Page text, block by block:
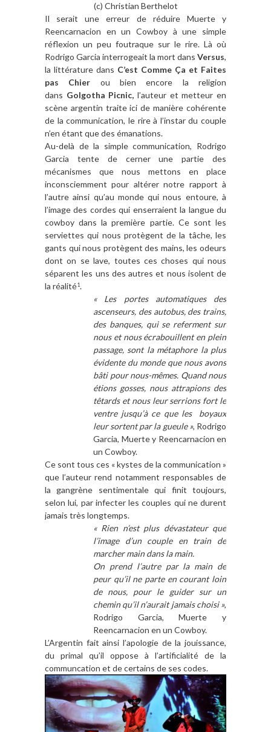
(c) Christian Berthelot
Il serait une erreur de réduire Muerte y
Reencarnacion en un Cowboy à une simple
réflexion un peu foutraque sur le rire. Là où
Rodrigo Garcia interrogeait la mort dans Versus,
la littérature dans C’est Comme Ça et Faites
pas Chier ou bien encore la religion
dans Golgotha Picnic, l’auteur et metteur en
scène argentin traite ici de manière cohérente
de la communication, le rire à l’instar du couple
n’en étant que des émanations.
Au-delà de la simple communication, Rodrigo
Garcia tente de cerner une partie des
mécanismes que nous mettons en place
inconsciemment pour altérer notre rapport à
l’autre ainsi qu’au monde qui nous entoure, à
l’image des cordes qui enserraient la langue du
cowboy dans la première partie. Ce sont les
serviettes qui nous protègent de la tâche, les
gants qui nous protègent des mains, les odeurs
dont on se lave, toutes ces choses qui nous
séparent les uns des autres et nous isolent de
la réalité1.
« Les portes automatiques des
ascenseurs, des autobus, des trains,
des banques, qui se referment sur
nous et nous écrabouillent en plein
passage, sont la métaphore la plus
évidente du monde que nous avons
bâti pour nous-mêmes. Quand nous
étions gosses, nous attrapions des
têtards et nous leur serrions fort le
ventre jusqu’à ce que les boyaux
leur sortent par la gueule », Rodrigo
Garcia, Muerte y Reencarnacion en
un Cowboy.
Ce sont tous ces « kystes de la communication »
que l’auteur rend notamment responsables de
la gangrène sentimentale qui finit toujours,
selon lui, par infecter les couples qui ne durent
jamais très longtemps.
« Rien n’est plus dévastateur que
l’image d’un couple en train de
marcher main dans la main.
On prend l’autre par la main de
peur qu’il ne parte en courant loin
de nous, pour le guider sur un
chemin qu’il n’aurait jamais choisi »,
Rodrigo Garcia, Muerte y
Reencarnacion en un Cowboy.
L’Argentin fait ainsi l’apologie de la jouissance,
du primal qu’il oppose à l’artificialité de la
communcation et de certains de ses codes.